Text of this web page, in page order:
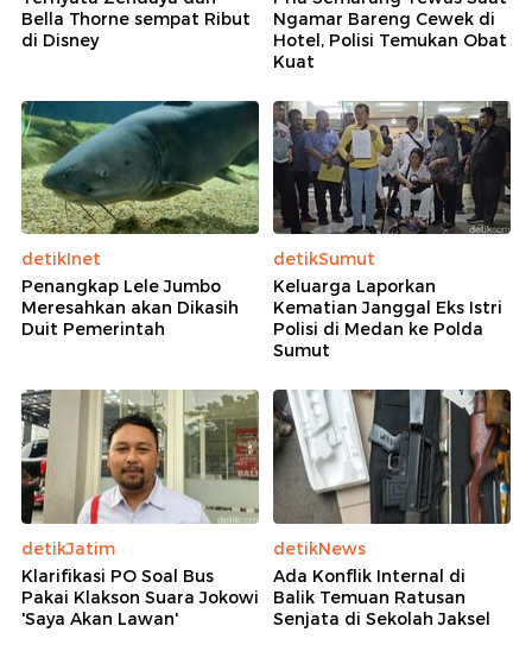
Bella Thorne sempat Ribut
di Disney
Ngamar Bareng Cewek di
Hotel, Polisi Temukan Obat
Kuat
detikInet
Penangkap Lele Jumbo
Meresahkan akan Dikasih
Duit Pemerintah
detikSumut
Keluarga Laporkan
Kematian Janggal Eks Istri
Polisi di Medan ke Polda
Sumut
detikJatim
Klarifikasi PO Soal Bus
Pakai Klakson Suara Jokowi
'Saya Akan Lawan'
detikNews
Ada Konflik Internal di
Balik Temuan Ratusan
Senjata di Sekolah Jaksel